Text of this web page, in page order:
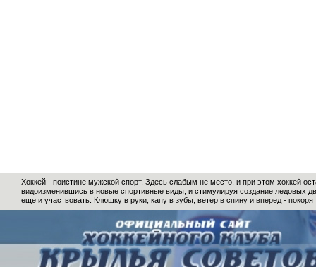
Хоккей - поистине мужской спорт. Здесь слабым не место, и при этом хоккей
видоизменившись в новые спортивные виды, и стимулируя создание ледовых
еще и участвовать. Клюшку в руки, капу в зубы, ветер в спину и вперед -